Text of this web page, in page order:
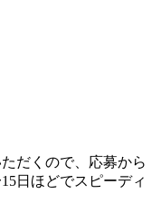
だくので、応募から
日ほどでスピーディ